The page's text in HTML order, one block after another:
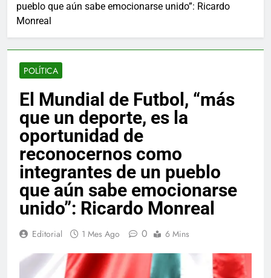
pueblo que aún sabe emocionarse unido”: Ricardo
Monreal
POLÍTICA
El Mundial de Futbol, “más
que un deporte, es la
oportunidad de
reconocernos como
integrantes de un pueblo
que aún sabe emocionarse
unido”: Ricardo Monreal
Editorial 1 Mes Ago 0 6 Mins